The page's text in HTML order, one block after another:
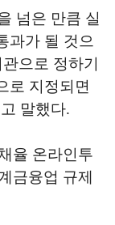
넘은 만큼 실
과가 될 것으
으로 정하기
로 지정되면
말했다.
율 온라인투
금융업 규제